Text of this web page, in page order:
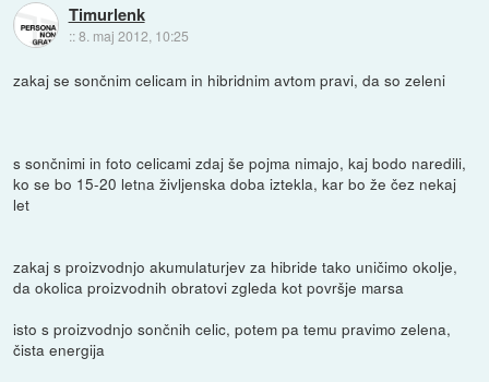
Timurlenk
::8. maj 2012, 10:25
zakaj se sončnim celicam in hibridnim avtom pravi, da so zeleni
s sončnimi in foto celicami zdaj še pojma nimajo, kaj bodo naredili,
ko se bo 15-20 letna življenska doba iztekla, kar bo že čez nekaj
let
zakaj s proizvodnjo akumulaturjev za hibride tako uničimo okolje,
da okolica proizvodnih obratovi zgleda kot površje marsa
isto s proizvodnjo sončnih celic, potem pa temu pravimo zelena,
čista energija